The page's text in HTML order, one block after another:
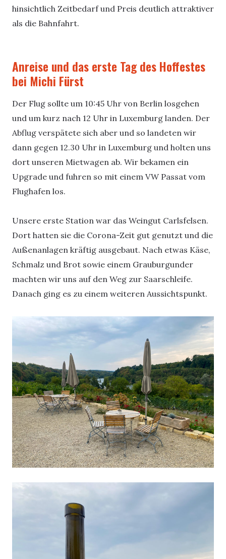
hinsichtlich Zeitbedarf und Preis deutlich attraktiver
als die Bahnfahrt.
Anreise und das erste Tag des Hoffestes
bei Michi Fürst
Der Flug sollte um 10:45 Uhr von Berlin losgehen
und um kurz nach 12 Uhr in Luxemburg landen. Der
Abflug verspätete sich aber und so landeten wir
dann gegen 12.30 Uhr in Luxemburg und holten uns
dort unseren Mietwagen ab. Wir bekamen ein
Upgrade und fuhren so mit einem VW Passat vom
Flughafen los.
Unsere erste Station war das Weingut Carlsfelsen.
Dort hatten sie die Corona-Zeit gut genutzt und die
Außenanlagen kräftig ausgebaut. Nach etwas Käse,
Schmalz und Brot sowie einem Grauburgunder
machten wir uns auf den Weg zur Saarschleife.
Danach ging es zu einem weiteren Aussichtspunkt.